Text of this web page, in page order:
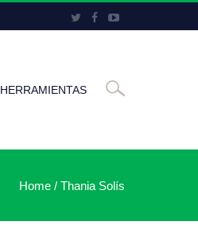
HERRAMIENTAS
Home / Thania Solís